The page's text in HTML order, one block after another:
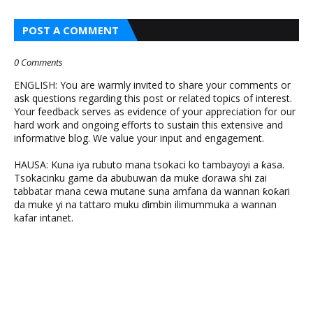
POST A COMMENT
0 Comments
ENGLISH: You are warmly invited to share your comments or
ask questions regarding this post or related topics of interest.
Your feedback serves as evidence of your appreciation for our
hard work and ongoing efforts to sustain this extensive and
informative blog. We value your input and engagement.
HAUSA: Kuna iya rubuto mana tsokaci ko tambayoyi a ƙasa.
Tsokacinku game da abubuwan da muke ɗorawa shi zai
tabbatar mana cewa mutane suna amfana da wannan ƙoƙari
da muke yi na tattaro muku ɗimbin ilimummuka a wannan
kafar intanet.